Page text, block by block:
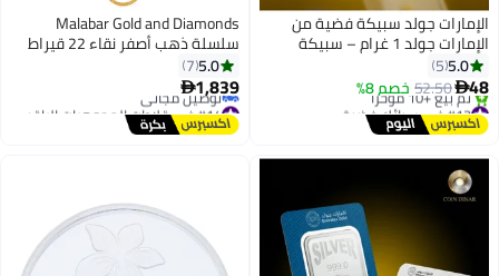
الإمارات جولد سبيكة فضية من
الإمارات جولد 1 غرام – سبيكة
معتمدة
5.0
5
48
52.50خصم 8%
#13 في سبائك فضية
توصيل مجاني
تم بيع +10 مؤخرًا
#13 في سبائك فضية
Malabar Gold and Diamonds
سلسلة ذهب أصفر نقاء 22 قيراط
916 AICHBKF25P09Y18 للنساء5.0
7
1,839
أقل سعر في 30 يوم
توصيل مجاني